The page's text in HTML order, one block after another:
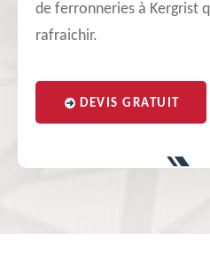
de ferronneries à Kergrist
rafraichir.
DEVIS GRATUIT